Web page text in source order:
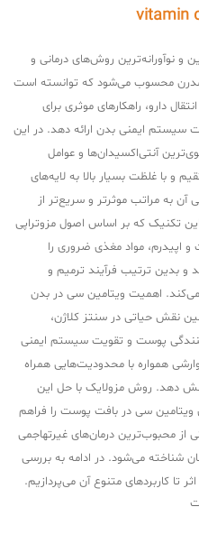
و نوآورانه‌ترین روش‌های درمانی و
محسوب می‌شود که توانسته است
دارو، راهکارهای موثری برای
سیستم ایمنی بدن ارائه دهد. در این
آنتی‌اکسیدان‌ها و عوامل
و با غلظت بسیار بالا به لایه‌های
آن به مراتب موثرتر و سریع‌تر از
تکنیک که بر اساس اصول مزوتراپی
اپیدرم، مواد مغذی ضروری را
بدین ترتیب فرآیند ترمیم و
می‌کند. اهمیت ویتامین سی در بدن
نقش حیاتی در سنتز کلاژن،
پوست و تقویت سیستم ایمنی
همواره با محدودیت‌هایی همراه
دهد. روش مزولایک با حل این
ویتامین سی در بافت پوست را فراهم
از محبوب‌ترین درمان‌های غیرتهاجمی
شناخته می‌شود. در ادامه به بررسی
تا کاربردهای متنوع آن می‌پردازیم.